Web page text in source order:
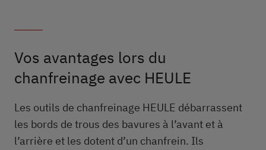
Vos avantages lors du
chanfreinage avec HEULE
Les outils de chanfreinage HEULE débarrassent
les bords de trous des bavures à l’avant et à
l’arrière et les dotent d’un chanfrein. Ils